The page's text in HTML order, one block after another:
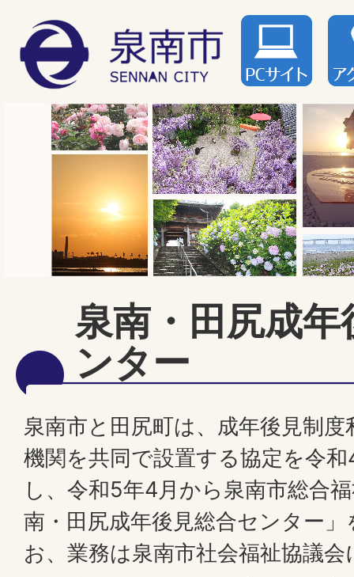
泉南・田尻成
ンター
泉南市と田尻町は、成年後見制
機関を共同で設置する協定を令
し、令和5年4月から泉南市総合
南・田尻成年後見総合センター
お、業務は泉南市社会福祉協議